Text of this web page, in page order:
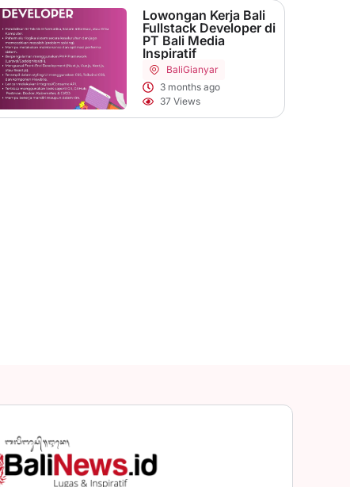
Lowongan Kerja Bali
Fullstack Developer di
PT Bali Media
Inspiratif
BaliGianyar
3 months ago
37 Views